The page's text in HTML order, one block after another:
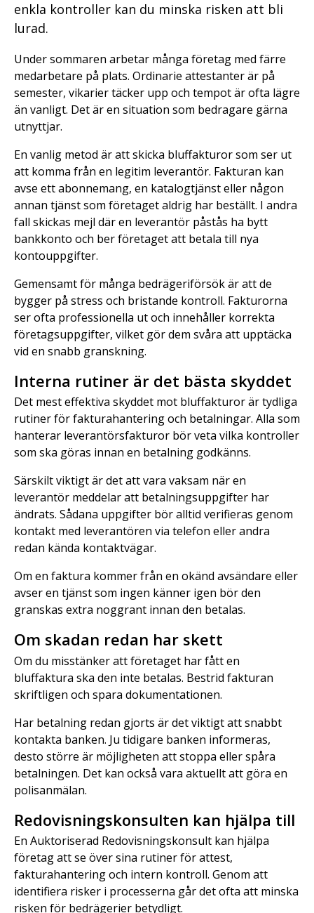
enkla kontroller kan du minska risken att bli
lurad.
Under sommaren arbetar många företag med färre
medarbetare på plats. Ordinarie attestanter är på
semester, vikarier täcker upp och tempot är ofta lägre
än vanligt. Det är en situation som bedragare gärna
utnyttjar.
En vanlig metod är att skicka bluffakturor som ser ut
att komma från en legitim leverantör. Fakturan kan
avse ett abonnemang, en katalogtjänst eller någon
annan tjänst som företaget aldrig har beställt. I andra
fall skickas mejl där en leverantör påstås ha bytt
bankkonto och ber företaget att betala till nya
kontouppgifter.
Gemensamt för många bedrägeriförsök är att de
bygger på stress och bristande kontroll. Fakturorna
ser ofta professionella ut och innehåller korrekta
företagsuppgifter, vilket gör dem svåra att upptäcka
vid en snabb granskning.
Interna rutiner är det bästa skyddet
Det mest effektiva skyddet mot bluffakturor är tydliga
rutiner för fakturahantering och betalningar. Alla som
hanterar leverantörsfakturor bör veta vilka kontroller
som ska göras innan en betalning godkänns.
Särskilt viktigt är det att vara vaksam när en
leverantör meddelar att betalningsuppgifter har
ändrats. Sådana uppgifter bör alltid verifieras genom
kontakt med leverantören via telefon eller andra
redan kända kontaktvägar.
Om en faktura kommer från en okänd avsändare eller
avser en tjänst som ingen känner igen bör den
granskas extra noggrant innan den betalas.
Om skadan redan har skett
Om du misstänker att företaget har fått en
bluffaktura ska den inte betalas. Bestrid fakturan
skriftligen och spara dokumentationen.
Har betalning redan gjorts är det viktigt att snabbt
kontakta banken. Ju tidigare banken informeras,
desto större är möjligheten att stoppa eller spåra
betalningen. Det kan också vara aktuellt att göra en
polisanmälan.
Redovisningskonsulten kan hjälpa till
En Auktoriserad Redovisningskonsult kan hjälpa
företag att se över sina rutiner för attest,
fakturahantering och intern kontroll. Genom att
identifiera risker i processerna går det ofta att minska
risken för bedrägerier betydligt.